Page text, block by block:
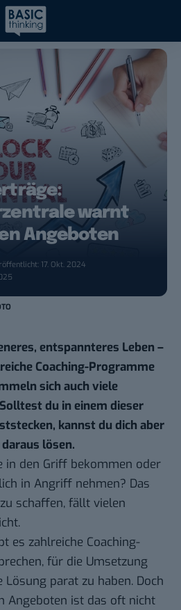
warnt
Angeboten
17. Okt. 2024
entspannteres Leben –
Coaching-Programme
sich auch viele
du in einem dieser
kannst du dich aber
lösen.
in den Griff bekommen oder
in Angriff nehmen? Das
schaffen, fällt vielen
es zahlreiche Coaching-
für die Umsetzung
Lösung parat zu haben. Doch
Angeboten ist das oft nicht